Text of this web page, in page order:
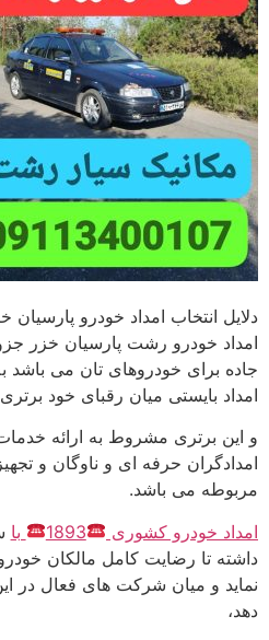
دلایل انتخاب امداد خودرو پارسیان
امداد خودرو رشت پارسیان خزر
جاده برای خودروهای تان می
امداد بایستی میان رقبای خود
و این برتری مشروط به ارائه
امدادگران حرفه ای و ناوگان و
مربوطه می باشد.
امداد خودرو کشوری
1893 با
داشته تا رضایت کامل مالکان
نماید و میان شرکت های فعال در
دهد،